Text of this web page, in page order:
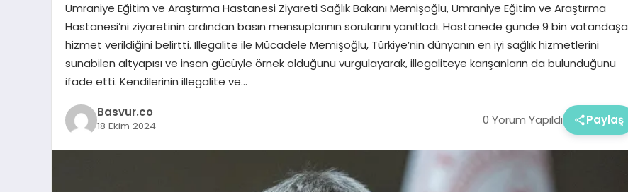
Ümraniye Eğitim ve Araştırma Hastanesi Ziyareti Sağlık Bakanı Memişoğlu, Ümraniye Eğitim ve Araştırma
Hastanesi’ni ziyaretinin ardından basın mensuplarının sorularını yanıtladı. Hastanede günde 9 bin vatandaşa
hizmet verildiğini belirtti. Illegalite ile Mücadele Memişoğlu, Türkiye’nin dünyanın en iyi sağlık hizmetlerini
sunabilen altyapısı ve insan gücüyle örnek olduğunu vurgulayarak, illegaliteye karışanların da bulunduğunu
ifade etti. Kendilerinin illegalite ve…
Basvur.co
18 Ekim 2024 0 Yorum Yapıldı Paylaş